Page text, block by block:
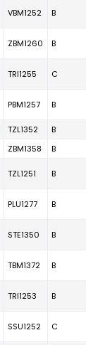
VBM1252 B
ZBM1260 B
TRI1255 C
PBM1257 B
TZL1352 B
ZBM1358 B
TZL1251 B
PLU1277 B
STE1350 B
TBM1372 B
TRI1253 B
SSU1252 C